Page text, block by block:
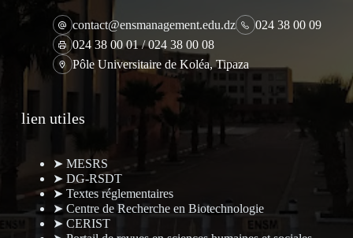
contact@ensmanagement.edu.dz
024 38 00 09
024 38 00 01 / 024 38 00 08
Pôle Universitaire de Koléa, Tipaza
lien utiles
➤ MESRS
➤ DG-RSDT
➤ Textes réglementaires
➤ Centre de Recherche en Biotechnologie
➤ CERIST